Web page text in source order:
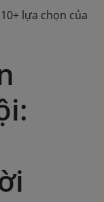
lựa chọn của